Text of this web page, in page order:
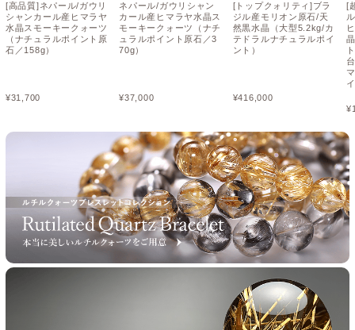
[高品質]ネパール/ガウリ
シャンカール産ヒマラヤ
水晶スモーキークォーツ
（ナチュラルポイント原
石／158g）
¥31,700
ネパール/ガウリシャン
カール産ヒマラヤ水晶ス
モーキークォーツ（ナチ
ュラルポイント原石／3
70g）
¥37,000
[トップクォリティ]ブラ
ジル産モリオン原石/天
然黒水晶（大型5.2kg/カ
テドラルナチュラルポイ
ント）
¥416,000
[
¥